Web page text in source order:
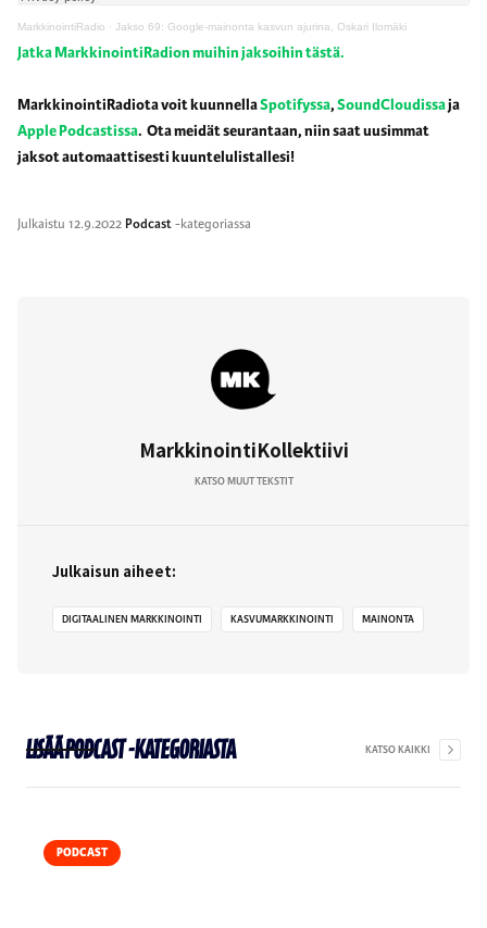
MarkkinointiRadio · Jakso 69: Google-mainonta kasvun ajurina, Oskari Ilomäki
Jatka MarkkinointiRadion muihin jaksoihin tästä.
MarkkinointiRadiota voit kuunnellaSpotifyssa,SoundCloudissaja
Apple Podcastissa. Ota meidät seurantaan, niin saat uusimmat
jaksot automaattisesti kuuntelulistallesi!
Julkaistu 12.9.2022 Podcast-kategoriassa
MarkkinointiKollektiivi
KATSO MUUT TEKSTIT
Julkaisun aiheet:
DIGITAALINEN MARKKINOINTI KASVUMARKKINOINTI MAINONTA
LisääPodcast-kategoriasta KATSO KAIKKI
PODCAST